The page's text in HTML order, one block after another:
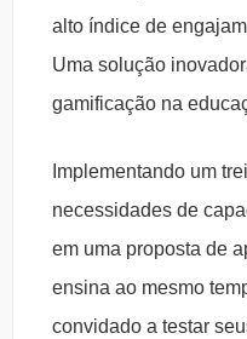
alto índice de
Uma solução
gamificação na
Implementando um
necessidades de
em uma proposta de
ensina ao mesmo
convidado a testar